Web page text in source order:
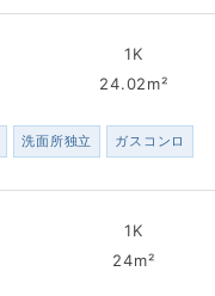
1K
24.02m²
洗面所独立 ガスコンロ
1K
24m²